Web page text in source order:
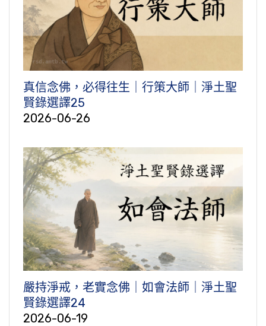
真信念佛，必得往生｜行策大師｜淨土聖
賢錄選譯25
2026-06-26
嚴持淨戒，老實念佛｜如會法師｜淨土聖
賢錄選譯24
2026-06-19